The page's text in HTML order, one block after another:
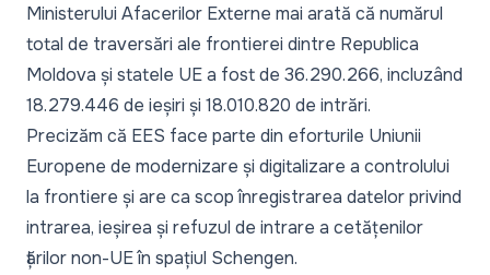
Ministerului Afacerilor Externe mai arată că numărul
total de traversări ale frontierei dintre Republica
Moldova și statele UE a fost de 36.290.266, incluzând
18.279.446 de ieșiri și 18.010.820 de intrări.
Precizăm că EES face parte din eforturile Uniunii
Europene de modernizare și digitalizare a controlului
la frontiere și are ca scop înregistrarea datelor privind
intrarea, ieșirea și refuzul de intrare a cetățenilor
țărilor non-UE în spațiul Schengen.